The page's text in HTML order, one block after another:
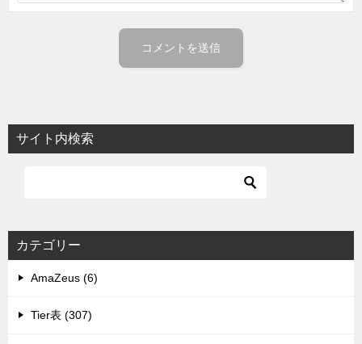
サイト内検索
カテゴリー
AmaZeus (6)
Tier表 (307)